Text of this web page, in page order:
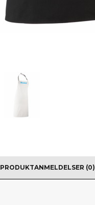
PRODUKTANMELDELSER (0)